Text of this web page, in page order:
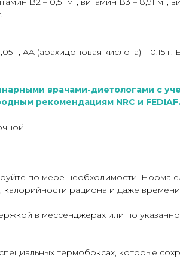
г, AA (арахидоновая кислота) – 0,15 г,
врачами-диетологами с
рекомендациям NRC и FEDIAF.
по мере необходимости. Норма
калорийности рациона и даже времени
в мессенджерах или по
термобоксах, которые